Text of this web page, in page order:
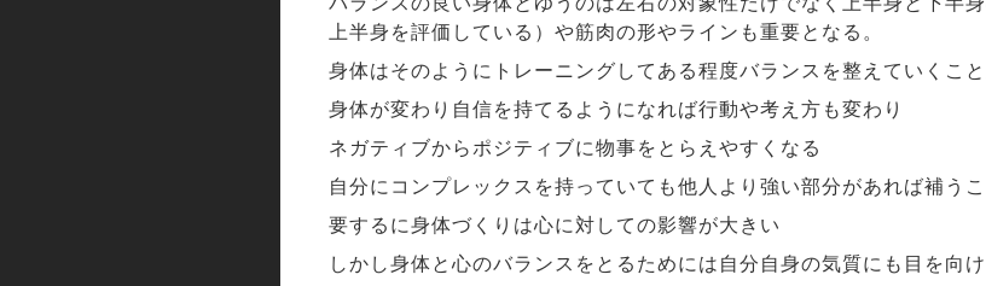
上半身を評価している）や筋肉の形やラインも重要となる。
身体はそのようにトレーニングしてある程度バランスを整えていくこと
身体が変わり自信を持てるようになれば行動や考え方も変わり
ネガティブからポジティブに物事をとらえやすくなる
自分にコンプレックスを持っていても他人より強い部分があれば補う
要するに身体づくりは心に対しての影響が大きい
しかし身体と心のバランスをとるためには自分自身の気質にも目を向